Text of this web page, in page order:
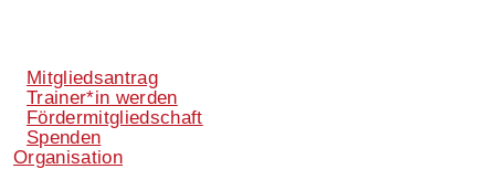
Mitgliedsantrag
Trainer*in werden
Fördermitgliedschaft
Spenden
Organisation